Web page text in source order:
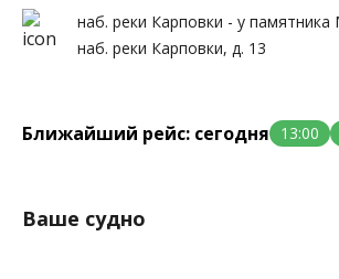
наб. реки Карповки - у
наб. реки Карповки, д. 13
Ближайший рейс: сегодня 13:00
Ваше судно